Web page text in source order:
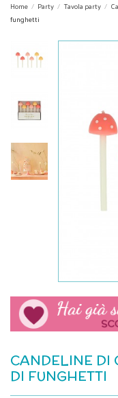
Home Party Tavola party
funghetti
CANDELINE DI
DI FUNGHETTI